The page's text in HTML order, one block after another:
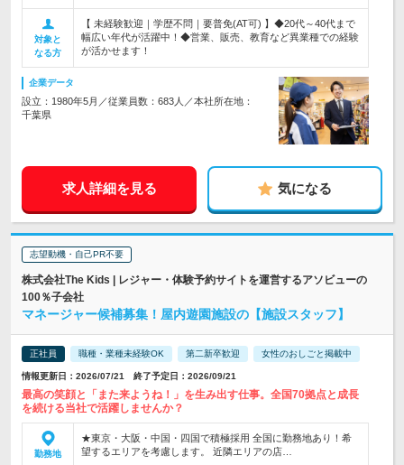
対象と
なる方
【 未経験歓迎｜学歴不問｜要普免(AT可) 】◆20代～40代まで
幅広い年代が活躍中！◆営業、販売、教育など異業種での経験
が活かせます！
企業データ
設立：1980年5月／従業員数：683人／本社所在地：
千葉県
求人詳細を見る 気になる
志望動機・自己PR不要
株式会社The Kids | レジャー・体験予約サイトを運営するアソビューの
100％子会社
マネージャー候補募集！屋内遊園施設の【施設スタッフ】
正社員 職種・業種未経験OK 第二新卒歓迎 女性のおしごと掲載中
情報更新日：2026/07/21 終了予定日：2026/09/21
最高の笑顔と「また来ようね！」を生み出す仕事。全国70拠点と成長
を続ける当社で活躍しませんか？
勤務地
★東京・大阪・中国・四国で積極採用 全国に勤務地あり！希
望するエリアを考慮します。 近隣エリアの店…